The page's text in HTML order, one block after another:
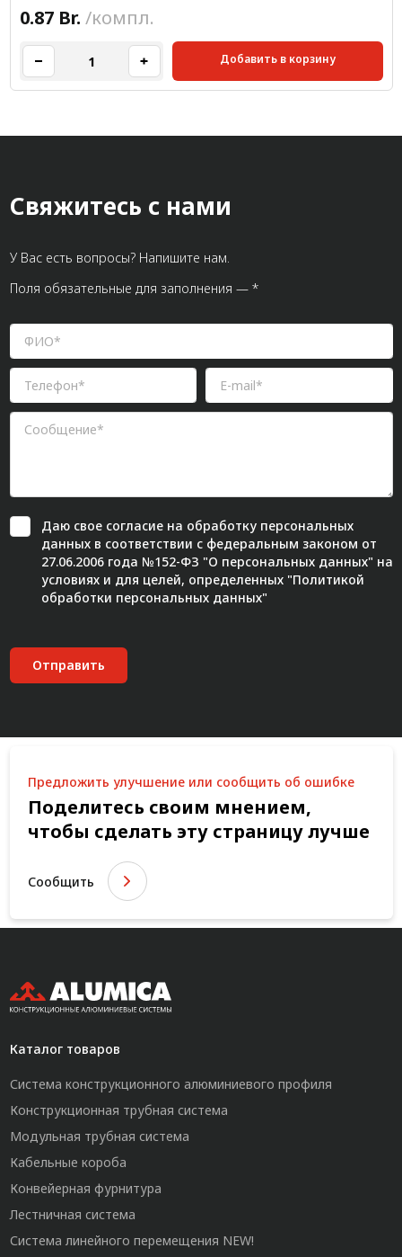
0.87 Br. /компл.
Добавить в корзину
Свяжитесь с нами
У Вас есть вопросы? Напишите нам.
Поля обязательные для заполнения — *
Даю свое согласиена обработку персональных
данных в соответствии с федеральным законом от
27.06.2006 года №152-ФЗ "О персональных данных" на
условиях и для целей, определенных "Политикой
обработки персональных данных"
Отправить
Предложить улучшение или сообщить об ошибке
Поделитесь своим мнением,
чтобы сделать эту страницу лучше
Сообщить
Каталог товаров
Система конструкционного алюминиевого профиля
Конструкционная трубная система
Модульная трубная система
Кабельные короба
Конвейерная фурнитура
Лестничная система
Система линейного перемещения NEW!